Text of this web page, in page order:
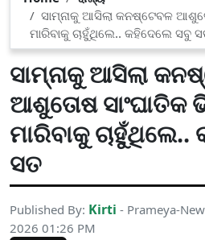
ସାମ୍ନାକୁ ଆସିଲା କନଷ୍ଟେବଳ
ମାରିବାକୁ ଚାହୁଁଥିଲେ.. କହିଦେଲେ ସବୁ
ସାମ୍ନାକୁ ଆସିଲା
ଆଶୁତୋଷ ସାଂଘାତିକ
ମାରିବାକୁ
ସତ
Published By: Kirti - Prameya-
2026 01:26 PM